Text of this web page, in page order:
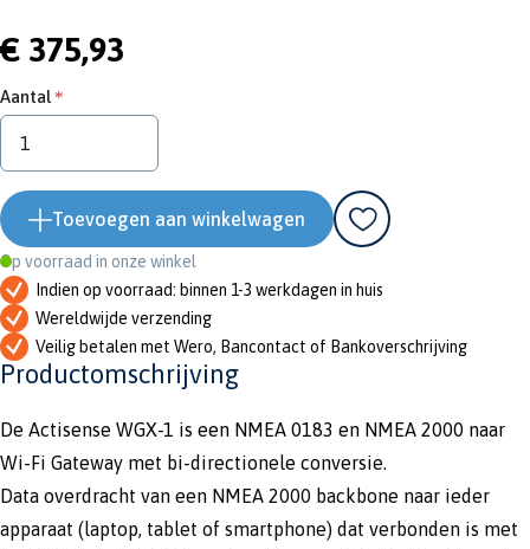
€ 375,93
Aantal
Toevoegen aan winkelwagen
Op voorraad in onze winkel
Indien op voorraad: binnen 1-3 werkdagen in huis
Wereldwijde verzending
Veilig betalen met Wero, Bancontact of Bankoverschrijving
Productomschrijving
De Actisense WGX-1 is een NMEA 0183 en NMEA 2000 naar
Wi-Fi Gateway met bi-directionele conversie.
Data overdracht van een NMEA 2000 backbone naar ieder
apparaat (laptop, tablet of smartphone) dat verbonden is met